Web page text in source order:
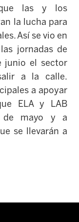
las y los
la lucha para
Así se vio en
jornadas de
junio el sector
a la calle.
a apoyar
ELA y LAB
de mayo y a
se llevarán a